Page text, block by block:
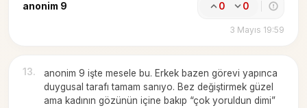
anonim 9 0 0
3 Mayıs 19:59
13.
anonim 9 işte mesele bu. Erkek bazen görevi yapınca
duygusal tarafı tamam sanıyo. Bez değiştirmek güzel
ama kadının gözünün içine bakıp “çok yoruldun dimi”